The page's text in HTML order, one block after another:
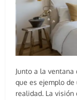
Junto a la
que es ejemplo de
realidad. La